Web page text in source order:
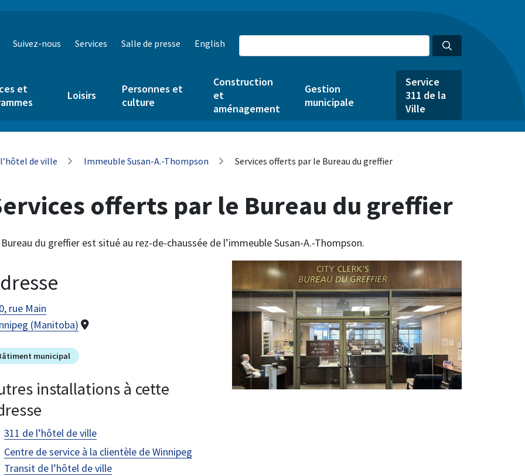
Suivez-nous Services Salle de presse English
et
Loisirs
Personnes et
culture
Construction
et
aménagement
Gestion
municipale
Service
311 de la
Ville
de ville Immeuble Susan-A.-Thompson Services offerts par le Bureau du greffier
offerts par le Bureau du greffier
Bureau du greffier est situé au rez-de-chaussée de l’immeuble Susan-A.-Thompson.
rue Main
(Manitoba)
municipal
installations à cette
311 de l’hôtel de ville
Centre de service à la clientèle de Winnipeg
Transit de l’hôtel de ville
Image